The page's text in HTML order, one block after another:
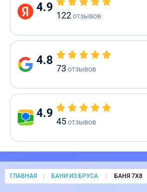
4.9
122отзывов
4.8
73 отзывов
4.9
45отзывов
ГЛАВНАЯ БАНИ ИЗ БРУСА CURRENT:
БАНЯ 7Х8